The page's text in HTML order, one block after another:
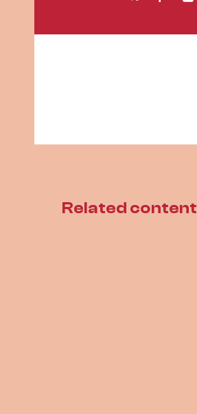
Related content